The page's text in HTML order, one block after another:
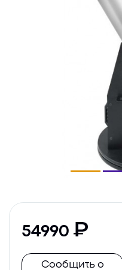
54990
Сообщить о